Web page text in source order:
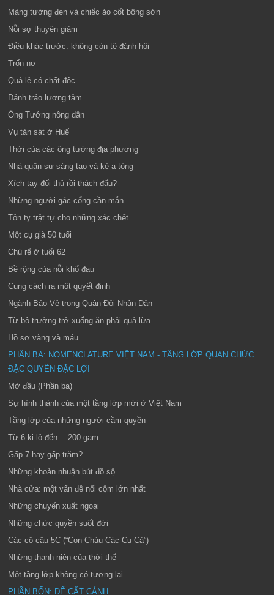
Mảng tường đen và chiếc áo cốt bông sờn
Nỗi sợ thuyên giảm
Điều khác trước: không còn tệ đánh hôi
Trốn nợ
Quả lê có chất độc
Đánh tráo lương tâm
Ông Tướng nông dân
Vụ tàn sát ở Huế
Thời của các ông tướng địa phương
Nhà quân sự sáng tạo và kẻ a tòng
Xích tay đối thủ rồi thách đấu?
Những người gác cổng cần mẫn
Tôn ty trật tự cho những xác chết
Một cụ già 50 tuổi
Chú rể ở tuổi 62
Bề rộng của nỗi khổ đau
Cung cách ra một quyết định
Ngành Bảo Vệ trong Quân Đội Nhân Dân
Từ bộ trưởng trở xuống ăn phải quả lừa
Hồ sơ vàng và máu
PHẦN BA: NOMENCLATURE VIỆT NAM - TẦNG LỚP QUAN CHỨC
ĐẶC QUYỀN ĐẶC LỢI
Mở đầu (Phần ba)
Sự hình thành của một tầng lớp mới ở Việt Nam
Tầng lớp của những người cầm quyền
Từ 6 ki lô đến… 200 gam
Gấp 7 hay gấp trăm?
Những khoản nhuận bút đồ sộ
Nhà cửa: một vấn đề nổi cộm lớn nhất
Những chuyến xuất ngoại
Những chức quyền suốt đời
Các cô cậu 5C (“Con Cháu Các Cụ Cả”)
Những thanh niên của thời thế
Một tầng lớp không có tương lai
PHẦN BỐN: ĐỂ CẤT CÁNH